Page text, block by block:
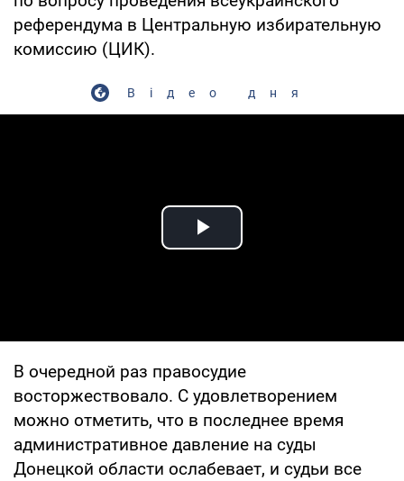
референдума в Центральную избирательную
комиссию (ЦИК).
Відео дня
Play Video
В очередной раз правосудие
восторжествовало. С удовлетворением
можно отметить, что в последнее время
административное давление на суды
Донецкой области ослабевает, и судьи все